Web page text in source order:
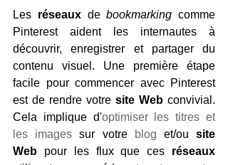
Les réseaux de bookmarking comme
Pinterest aident les internautes à
découvrir, enregistrer et partager du
contenu visuel. Une première étape
facile pour commencer avec Pinterest
est de rendre votre site Web convivial.
Cela implique d'optimiser les titres et
les images sur votre blog et/ou site
Web pour les flux que ces réseaux